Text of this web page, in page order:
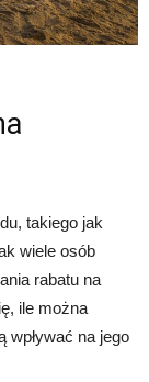
takiego jak
wiele osób
rabatu na
ile można
wpływać na jego